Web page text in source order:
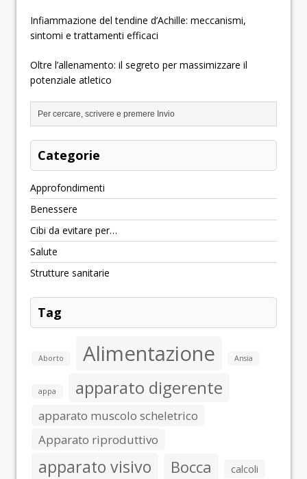
Infiammazione del tendine d’Achille: meccanismi,
sintomi e trattamenti efficaci
Oltre l’allenamento: il segreto per massimizzare il
potenziale atletico
Categorie
Approfondimenti
Benessere
Cibi da evitare per…
Salute
Strutture sanitarie
Tag
Aborto Alimentazione Ansia
appa apparato digerente
apparato muscolo scheletrico
Apparato riproduttivo
apparato visivo Bocca
calcoli